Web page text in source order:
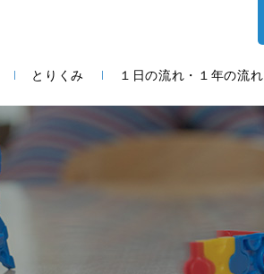
とりくみ １日の流れ・１年の流れ